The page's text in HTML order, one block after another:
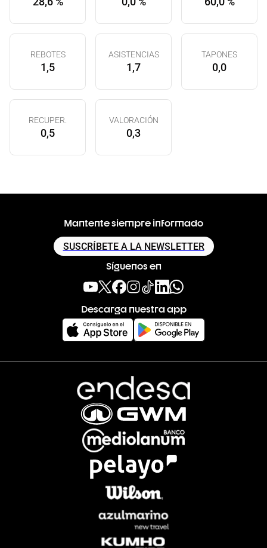
REBOTES
1,5
ASISTENCIAS
1,7
TAPONES
0,0
RECUPER.
0,5
VALORACIÓN
0,3
Mantente siempre informado
SUSCRÍBETE A LA NEWSLETTER
Síguenos en
Descarga nuestra app